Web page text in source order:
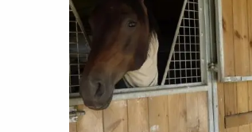
Eté
Quand il pleut
Avec les enfants
Entre amis
Meilleurs brunch
Restaurants avec vue
mer
Séjours en train
Séjours à vélo